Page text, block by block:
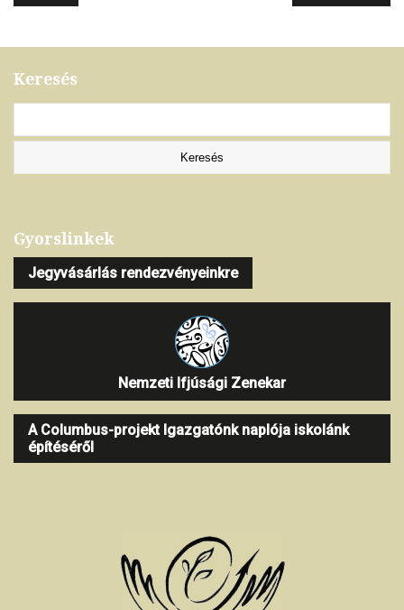
Keresés
Gyorslinkek
Jegyvásárlás rendezvényeinkre
Nemzeti Ifjúsági Zenekar
A Columbus-projekt Igazgatónk naplója iskolánk
építéséről